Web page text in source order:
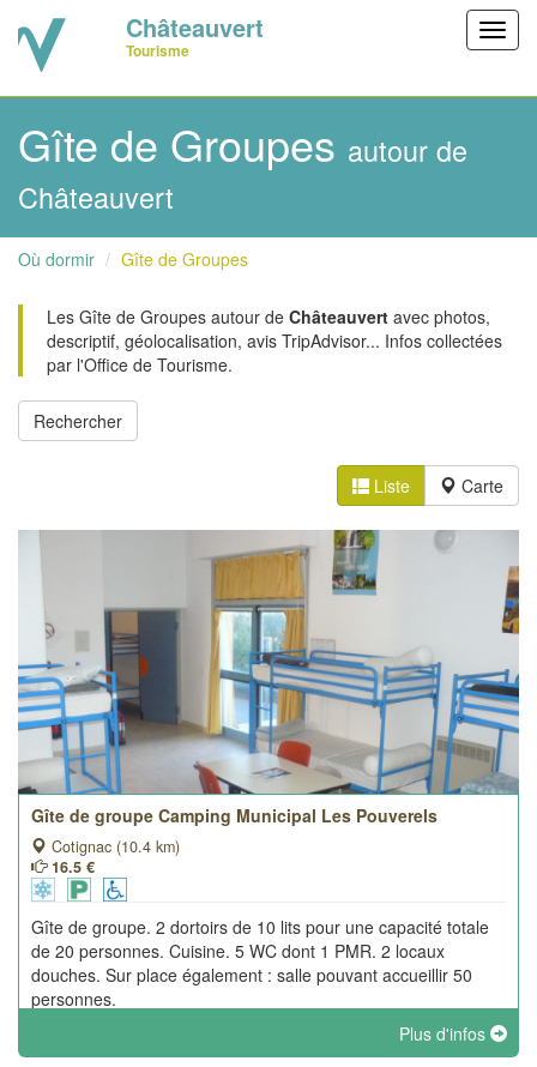
Châteauvert
Tourisme
Gîte de Groupes autour de
Châteauvert
Où dormir Gîte de Groupes
Les Gîte de Groupes autour de Châteauvert avec photos,
descriptif, géolocalisation, avis TripAdvisor... Infos collectées
par l'Office de Tourisme.
Liste Carte
Gîte de groupe Camping Municipal Les Pouverels
Cotignac (10.4 km)
16.5 €
Gîte de groupe. 2 dortoirs de 10 lits pour une capacité totale
de 20 personnes. Cuisine. 5 WC dont 1 PMR. 2 locaux
douches. Sur place également : salle pouvant accueillir 50
personnes.
Plus d'infos